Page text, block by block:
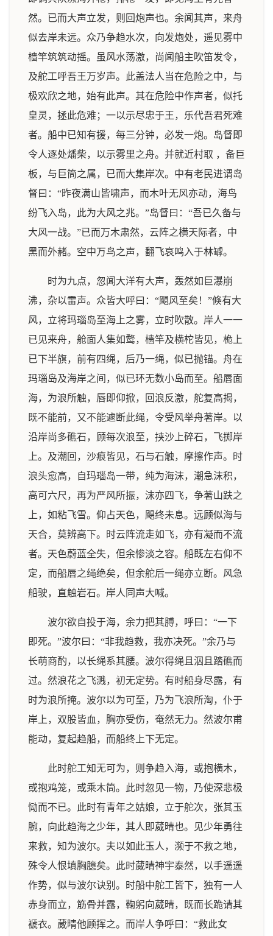
然。已而大声立发，则回炮声也。余闻其声，来舟
似去岸未远。众乃争趋水次，向发炮处，遥见雾中
樯竿筑筑动摇。虽风水荡激，尚闻船主吹笛发令，
及舵工呼吾王万岁声。此盖法人当在危险之中，与
极欢欣之地，始有此声。其在危险中作声者，似托
皇灵，拯此危难；一以示尽忠于王，乐代吾君死难
者。船中已知有援，每三分钟，必发一炮。岛督即
令人逐处燔柴，以示雾里之舟。并就近村取 ，备巨
板，与巨筒之属，已而大集岸次。中有老民进谓岛
督曰：“昨夜满山皆啸声，而木叶无风亦动，海鸟
纷飞入岛，此为大风之兆。”岛督曰：“吾已久备与
大风一战。”已而万木肃然，云阵之横天际者，中
黑而外赭。空中万鸟之声，翻飞哀鸣入于林罅。
时为九点，忽闻大洋有大声，轰然如巨瀑崩
沸，杂以雷声。众皆大呼曰：“飓风至矣！”倏有大
风，立将玛瑙岛至海上之雾，立时吹散。岸人一一
已见来舟，舱面人集如鹜，樯竿及横柁皆见，桅上
已下半旗，前有四绳，后乃一绳，似已抛锚。舟在
玛瑙岛及海岸之间，似已环无数小岛而至。船唇面
海，为浪所触，唇即仰掀，回浪反激，舵复高揭，
既不能前，又不能遽断此绳，令受风举舟著岸。以
沿岸尚多礁石，顾每次浪至，挟沙上碎石，飞掷岸
上。及潮回，沙痕皆见，石与石触，摩擦作声。时
浪头愈高，自玛瑙岛一带，纯为海沫，潮急沫积，
高可六尺，再为严风所振，沫亦四飞，争著山趺之
上，如粘飞雪。仰占天色，飓终未息。远顾似海与
天合，莫辨高下。时云阵流走如飞，亦有凝而不流
者。天色蔚蓝全失，但余惨淡之容。船既左右仰不
定，而船唇之绳绝矣，但余舵后一绳亦立断。风急
船驶，直触岩石。岸人同声大喊。
波尔欲自投于海，余力把其膊，呼曰：“一下
即死。”波尔曰：“非我趋救，我亦决死。”余乃与
长萌商酌，以长绳系其腰。波尔得绳且泅且踏礁而
过。然浪花之飞溅，初无定势。有时船身尽露，有
时为浪所掩。波尔以为可至，乃为飞浪所淘，仆于
岸上，双股皆血，胸亦受伤，奄然无力。然波尔甫
能动，复起趋船，而船终上下无定。
此时舵工知无可为，则争趋入海，或抱横木，
或抱鸡笼，或乘木筒。此时忽见一物，乃使深悲极
恸而不已。此时有青年之姑娘，立于舵次，张其玉
腕，向此趋海之少年，其人即葳晴也。见少年勇往
来救，知为波尔。夫以如此玉人，濒于不救之地，
殊令人恨填胸臆矣。此时葳晴神宇泰然，以手遥遥
作势，似与波尔诀别。时船中舵工皆下，独有一人
赤身而立，筋骨并露，鞠躬向葳晴，既而长跪请其
褫衣。葳晴他顾挥之。而岸人争呼曰：“救此女